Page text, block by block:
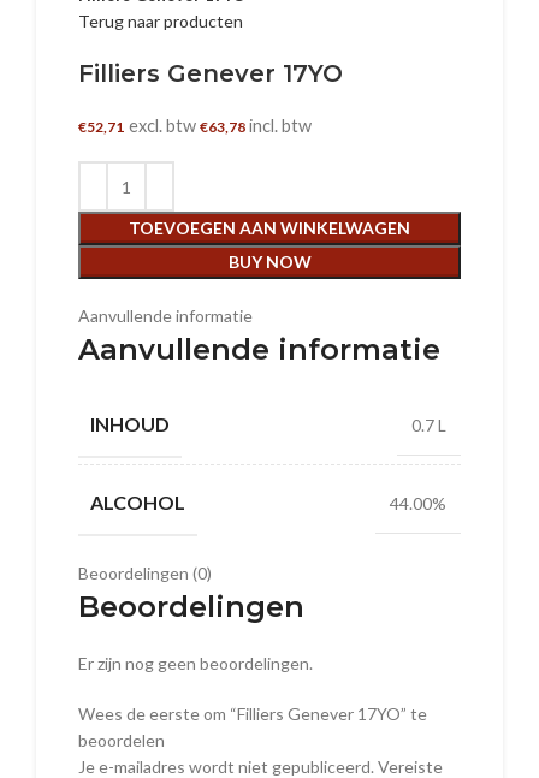
Terug naar producten
Filliers Genever 17YO
€52,71 excl. btw €63,78 incl. btw
TOEVOEGEN AAN WINKELWAGEN
BUY NOW
Aanvullende informatie
Aanvullende informatie
INHOUD 0.7 L
ALCOHOL 44.00%
Beoordelingen (0)
Beoordelingen
Er zijn nog geen beoordelingen.
Wees de eerste om “Filliers Genever 17YO” te
beoordelen
Je e-mailadres wordt niet gepubliceerd. Vereiste